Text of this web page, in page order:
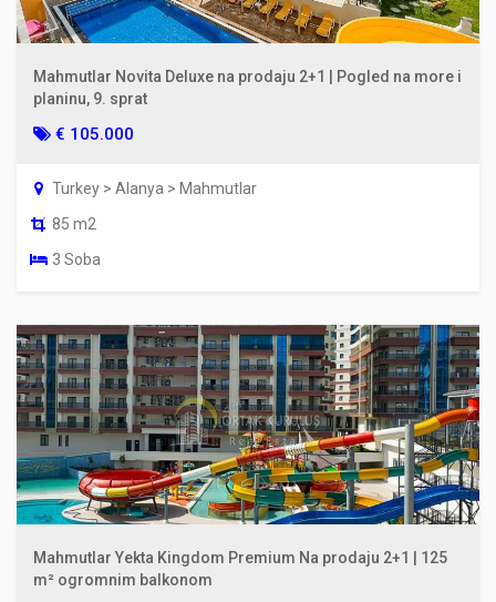
Mahmutlar Novita Deluxe na prodaju 2+1 | Pogled na more i
planinu, 9. sprat
€ 105.000
Turkey > Alanya > Mahmutlar
85 m2
3 Soba
Mahmutlar Yekta Kingdom Premium Na prodaju 2+1 | 125
m² ogromnim balkonom